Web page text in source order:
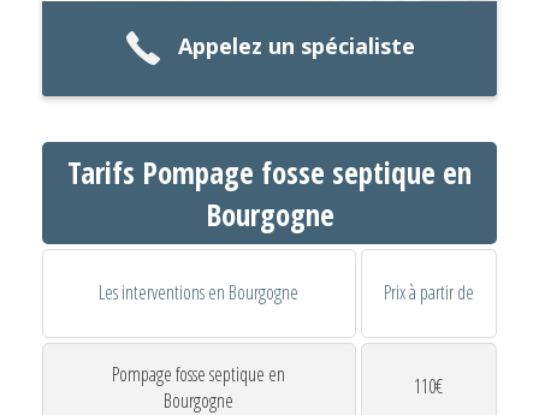
Appelez un spécialiste
Tarifs Pompage fosse septique en
Bourgogne
Les interventions en Bourgogne Prix à partir de
Pompage fosse septique en
Bourgogne
110€